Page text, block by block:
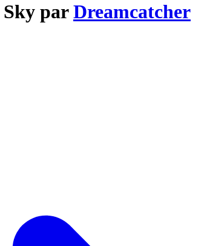
Sky parDreamcatcher